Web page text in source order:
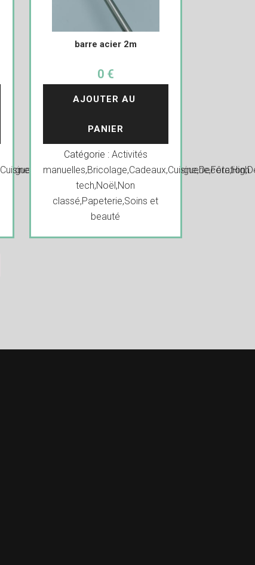
Droguerie Fête,High
Cuisine, Decoration,Déguisements,Divers,Droguerie,Fête,High
barre acier 2m
0 €
AJOUTER AU
PANIER
Catégorie : Activités
manuelles,Bricolage,Cadeaux,Cuisine,Decoration,
tech,Noël,Non
classé,Papeterie,Soins et
beauté